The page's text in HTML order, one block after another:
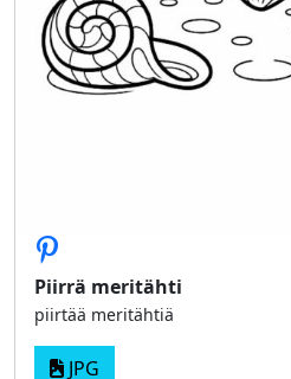
Piirrä meritähti
piirtää meritähtiä
JPG